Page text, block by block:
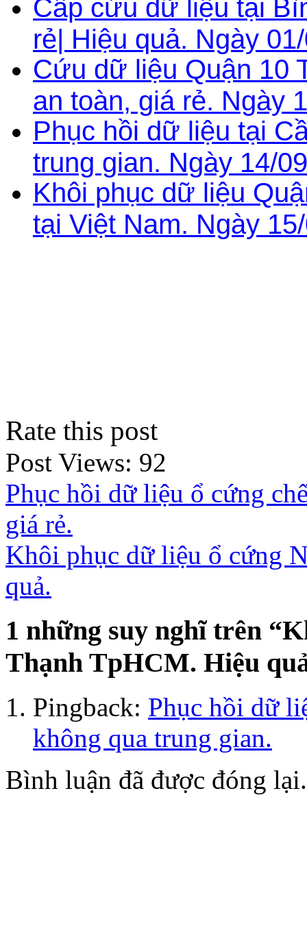
Cấp cứu dữ liệu tại
rẻ| Hiệu quả. Ngày
Cứu dữ liệu Quận 10
an toàn, giá rẻ. Ngày
Phục hồi dữ liệu tại
trung gian. Ngày 14/
Khôi phục dữ liệu
tại Việt Nam. Ngày
Rate this post
Post Views: 92
Phục hồi dữ liệu ổ cứng
giá rẻ.
Khôi phục dữ liệu ổ cứng
quả.
1 những suy nghĩ trên “
Thạnh TpHCM. Hiệu
Pingback: Phục hồi dữ
không qua trung gian.
Bình luận đã được đóng lại.